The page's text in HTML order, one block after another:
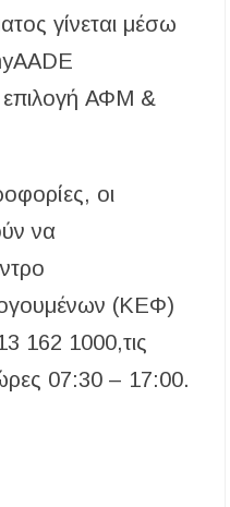
γίνεται μέσω
ΑΦΜ &
οι
να
(ΚΕΦ)
162 1000,τις
07:30 – 17:00.